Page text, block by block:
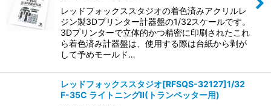
レッドフォックススタジオの着色済みアクリルレ
ジン製3Dプリンター計器盤の1/32スケールです。
3Dプリンターで立体的かつ精密に印刷されたこれ
ら着色済み計器盤は、使用する際は台紙から剥が
して予めモールド…
レッドフォックススタジオ[RFSQS-32127]1/32
F-35C ライトニングII(トランペッター用)